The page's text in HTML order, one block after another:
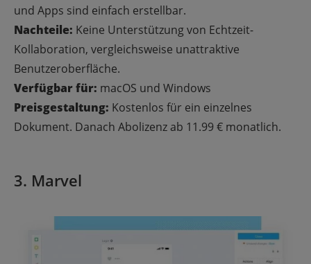
und Apps sind einfach erstellbar.
Nachteile: Keine Unterstützung von Echtzeit-
Kollaboration, vergleichsweise unattraktive
Benutzeroberfläche.
Verfügbar für: macOS und Windows
Preisgestaltung: Kostenlos für ein einzelnes
Dokument. Danach Abolizenz ab 11.99 € monatlich.
3. Marvel